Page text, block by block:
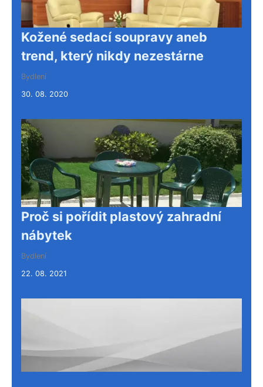
Kožené sedací soupravy aneb
trend, který nikdy nezestárne
Bydlení
30. 08. 2020
Proč si pořídit plastový zahradní
nábytek
Bydlení
22. 08. 2021